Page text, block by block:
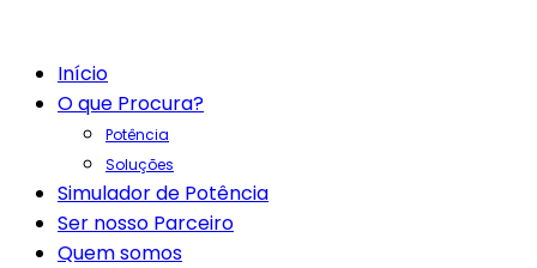
Início
O que Procura?
Potência
Soluções
Simulador de Potência
Ser nosso Parceiro
Quem somos